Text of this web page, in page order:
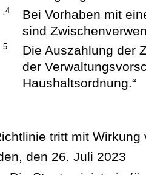
„4.
Bei Vorhaben mit
sind
5.
Die Auszahlung der
der
Haushaltsordnung.“
tritt mit
den 26. Juli 2023